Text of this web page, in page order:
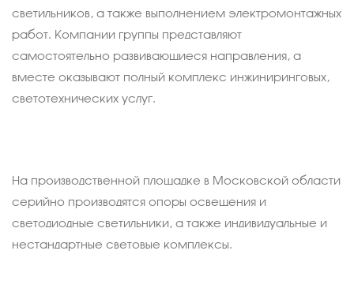
светильников, а также выполнением электромонтажных
работ. Компании группы представляют
самостоятельно развивающиеся направления, а
вместе оказывают полный комплекс инжиниринговых,
светотехнических услуг.
На производственной площадке в Московской области
серийно производятся опоры освещения и
светодиодные светильники, а также индивидуальные и
нестандартные световые комплексы.